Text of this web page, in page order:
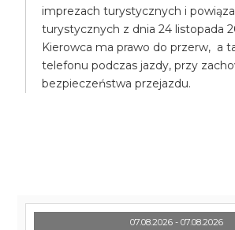
imprezach turystycznych i
turystycznych z dnia 24 listopada
Kierowca ma prawo do przerw, a
telefonu podczas jazdy, przy
bezpieczeństwa przejazdu.
07.08.2026 - 07.08.2026